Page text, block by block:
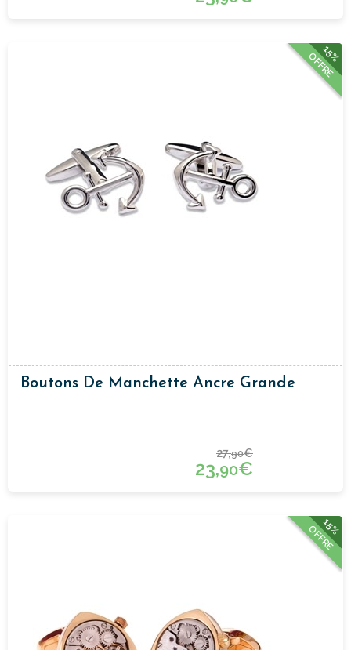
15%
OFFRE
Boutons De Manchette Ancre Grande
27,90€
23,90€
15%
OFFRE